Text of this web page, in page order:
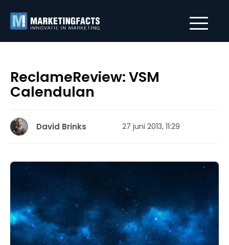
ReclameReview: VSM
Calendulan
David Brinks 27 juni 2013, 11:29